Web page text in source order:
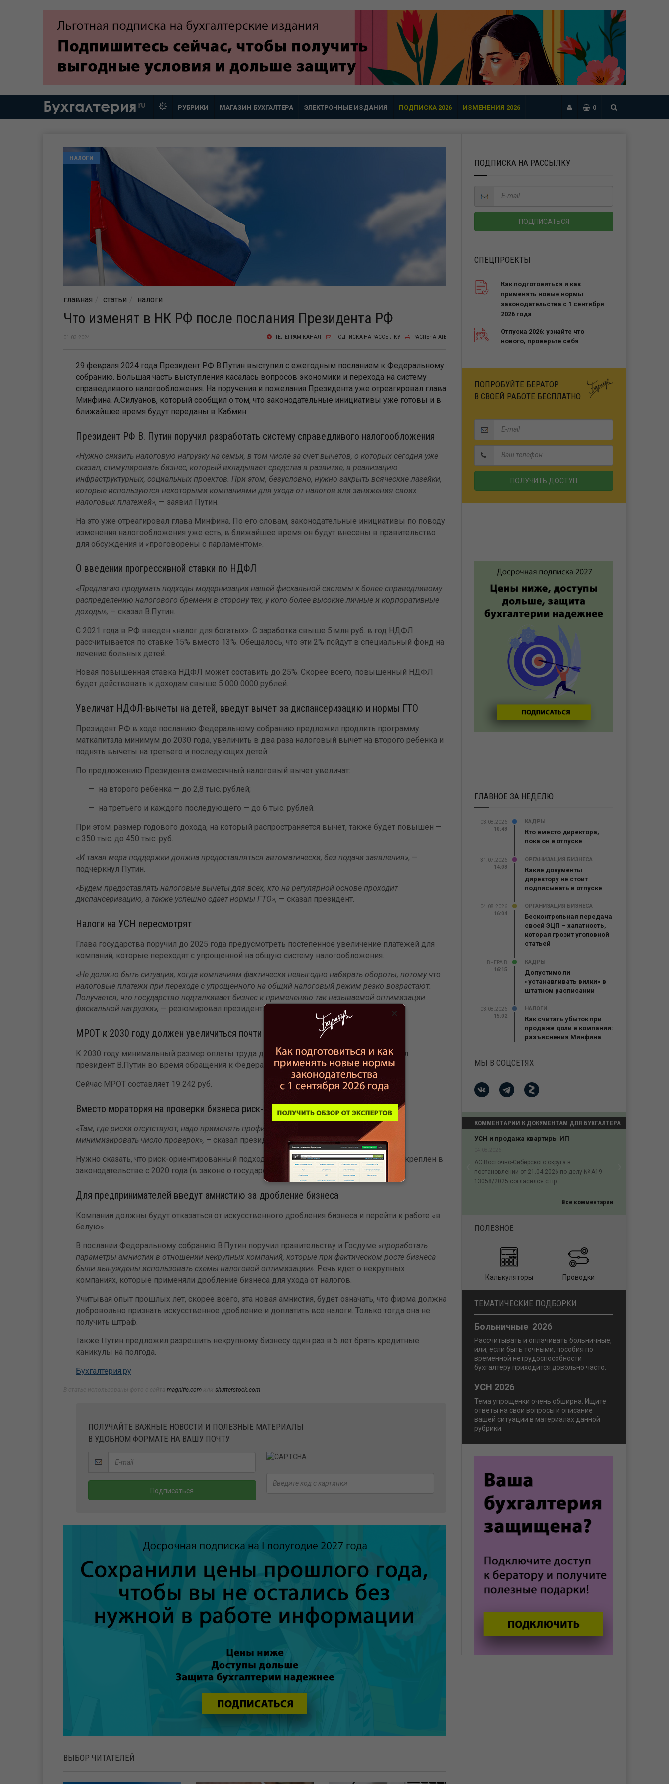
Бухгалтерия ru РУБРИКИ МАГАЗИН БУХГАЛТЕРА ЭЛЕКТРОННЫЕ ИЗДАНИЯ ПОДПИСКА 2026 ИЗМЕНЕНИЯ 2026 0
НАЛОГИ
главная статьи налоги
Что изменят в НК РФ после послания Президента РФ
01.03.2024 РАСПЕЧАТАТЬ
ПОДПИСКА НА РАССЫЛКУ
ТЕЛЕГРАМ-КАНАЛ
29 февраля 2024 года Президент РФ В.Путин выступил с ежегодным посланием к Федеральному
собранию. Большая часть выступления касалась вопросов экономики и перехода на систему
справедливого налогообложения. На поручения и пожелания Президента уже отреагировал глава
Минфина, А.Силуанов, который сообщил о том, что законодательные инициативы уже готовы и в
ближайшее время будут переданы в Кабмин.
Президент РФ В. Путин поручил разработать систему справедливого налогообложения
«Нужно снизить налоговую нагрузку на семьи, в том числе за счет вычетов, о которых сегодня уже
сказал, стимулировать бизнес, который вкладывает средства в развитие, в реализацию
инфраструктурных, социальных проектов. При этом, безусловно, нужно закрыть всяческие лазейки,
которые используются некоторыми компаниями для ухода от налогов или занижения своих
налоговых платежей», — заявил Путин.
На это уже отреагировал глава Минфина. По его словам, законодательные инициативы по поводу
изменения налогообложения уже есть, в ближайшее время он будут внесены в правительство
для обсуждения и «проговорены с парламентом».
О введении прогрессивной ставки по НДФЛ
«Предлагаю продумать подходы модернизации нашей фискальной системы к более справедливому
распределению налогового бремени в сторону тех, у кого более высокие личные и корпоративные
доходы», — сказал В.Путин.
С 2021 года в РФ введен «налог для богатых». С заработка свыше 5 млн руб. в год НДФЛ
рассчитывается по ставке 15% вместо 13%. Обещалось, что эти 2% пойдут в специальный фонд на
лечение больных детей.
Новая повышенная ставка НДФЛ может составить до 25%. Скорее всего, повышенный НДФЛ
будет действовать к доходам свыше 5 000 0000 рублей.
Увеличат НДФЛ-вычеты на детей, введут вычет за диспансеризацию и нормы ГТО
Президент РФ в ходе посланию Федеральному собранию предложил продлить программу
маткапитала минимум до 2030 года, увеличить в два раза налоговый вычет на второго ребенка и
поднять вычеты на третьего и последующих детей.
По предложению Президента ежемесячный налоговый вычет увеличат:
на второго ребенка — до 2,8 тыс. рублей;
на третьего и каждого последующего — до 6 тыс. рублей.
При этом, размер годового дохода, на который распространяется вычет, также будет повышен —
с 350 тыс. до 450 тыс. руб.
«И такая мера поддержки должна предоставляться автоматически, без подачи заявления», —
подчеркнул Путин.
«Будем предоставлять налоговые вычеты для всех, кто на регулярной основе проходит
диспансеризацию, а также успешно сдает нормы ГТО», — сказал президент.
Налоги на УСН пересмотрят
Глава государства поручил до 2025 года предусмотреть постепенное увеличение платежей для
компаний, которые переходят с упрощенной на общую систему налогообложения.
«Не должно быть ситуации, когда компаниям фактически невыгодно набирать обороты, потому что
налоговые платежи при переходе с упрощенного на общий налоговый режим резко возрастают.
Получается, что государство подталкивает бизнес к применению так называемой оптимизации
фискальной нагрузки», — резюмировал президент.
МРОТ к 2030 году должен увеличиться почти вдвое
К 2030 году минимальный размер оплаты труда должен вырасти до 35 000 руб., обещал
президент В.Путин во время обращения к Федеральному собранию.
Сейчас МРОТ составляет 19 242 руб.
Вместо моратория на проверки бизнеса риск-ориентированный подход
«Там, где риски отсутствуют, надо применять профилактические меры и таким образом
минимизировать число проверок», – сказал президент РФ В.Путин.
Нужно сказать, что риск-ориентированный подход к проверкам уже применяется, он закреплен в
законодательстве с 2020 года (в законе о государственном контроле).
Для предпринимателей введут амнистию за дробление бизнеса
Компании должны будут отказаться от искусственного дробления бизнеса и перейти к работе «в
белую».
В послании Федеральному собранию В.Путин поручил правительству и Госдуме «проработать
параметры амнистии в отношении некрупных компаний, которые при фактическом росте бизнеса
были вынуждены использовать схемы налоговой оптимизации». Речь идет о некрупных
компаниях, которые применяли дробление бизнеса для ухода от налогов.
Учитывая опыт прошлых лет, скорее всего, эта новая амнистия, будет означать, что фирма должна
добровольно признать искусственное дробление и доплатить все налоги. Только тогда она не
получить штраф.
Также Путин предложил разрешить некрупному бизнесу один раз в 5 лет брать кредитные
каникулы на полгода.
Бухгалтерия.ру
magnific.com shutterstock.com
ПОЛУЧАЙТЕ ВАЖНЫЕ НОВОСТИ И ПОЛЕЗНЫЕ МАТЕРИАЛЫ
В УДОБНОМ ФОРМАТЕ НА ВАШУ ПОЧТУ
ВЫБОР ЧИТАТЕЛЕЙ
ПОДПИСКА НА РАССЫЛКУ
СПЕЦПРОЕКТЫ
Как подготовиться и как
применять новые нормы
законодательства с 1 сентября
2026 года
Отпуска 2026: узнайте что
нового, проверьте себя
ПОПРОБУЙТЕ БЕРАТОР
В СВОЕЙ РАБОТЕ БЕСПЛАТНО
ГЛАВНОЕ ЗА НЕДЕЛЮ
03.08.2026
10:48
КАДРЫ
Кто вместо директора,
пока он в отпуске
31.07.2026
14:08
ОРГАНИЗАЦИЯ БИЗНЕСА
Какие документы
директору не стоит
подписывать в отпуске
04.08.2026
16:04
ОРГАНИЗАЦИЯ БИЗНЕСА
Бесконтрольная передача
своей ЭЦП – халатность,
которая грозит уголовной
статьей
ВЧЕРА В
16:15
16:15
КАДРЫ
Допустимо ли
«устанавливать вилки» в
штатном расписании
03.08.2026
15:02
НАЛОГИ
Как считать убыток при
продаже доли в компании:
разъяснения Минфина
МЫ В СОЦСЕТЯХ
КОММЕНТАРИИ К ДОКУМЕНТАМ ДЛЯ БУХГАЛТЕРА
Как посчитать размер сомнительного
03.08.2026
Для исчисления размера сомнительного долга
в целях статьи 266 Кодекса принимается
Previous
ПОЛЕЗНОЕ
ТЕМАТИЧЕСКИЕ ПОДБОРКИ
Больничные 2026
Рассчитывать и оплачивать больничные,
или, если быть точными, пособия по
временной нетрудоспособности
УСН 2026
Тема упрощенки очень обширна. Ищите
ответы на свои вопросы и описание
вашей ситуации в материалах данной
×